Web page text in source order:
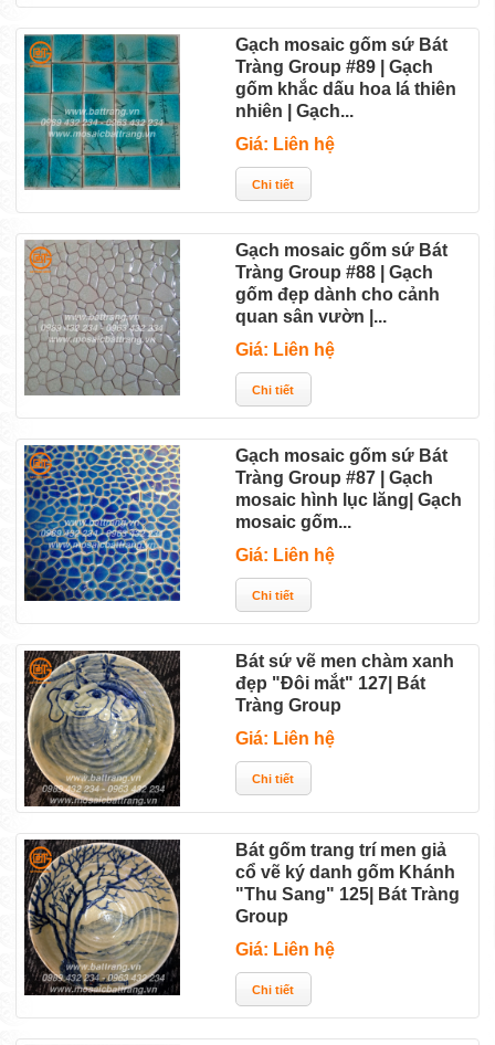
Gạch mosaic gốm sứ Bát
Tràng Group #89 | Gạch
gốm khắc dấu hoa lá thiên
nhiên | Gạch...
Giá: Liên hệ
Gạch mosaic gốm sứ Bát
Tràng Group #88 | Gạch
gốm đẹp dành cho cảnh
quan sân vườn |...
Giá: Liên hệ
Gạch mosaic gốm sứ Bát
Tràng Group #87 | Gạch
mosaic hình lục lăng| Gạch
mosaic gốm...
Giá: Liên hệ
Bát sứ vẽ men chàm xanh
đẹp "Đôi mắt" 127| Bát
Tràng Group
Giá: Liên hệ
Bát gốm trang trí men giả
cổ vẽ ký danh gốm Khánh
"Thu Sang" 125| Bát Tràng
Group
Giá: Liên hệ